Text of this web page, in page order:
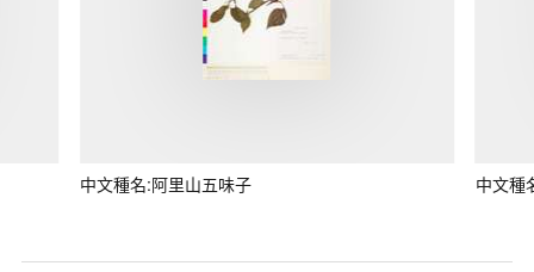
中文種名:阿里山五味子 中文種